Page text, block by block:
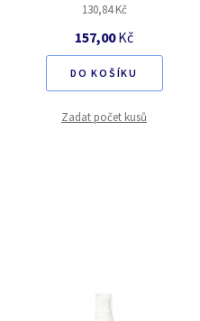
130,84 Kč
157,00Kč
DO KOŠÍKU
Zadat počet kusů